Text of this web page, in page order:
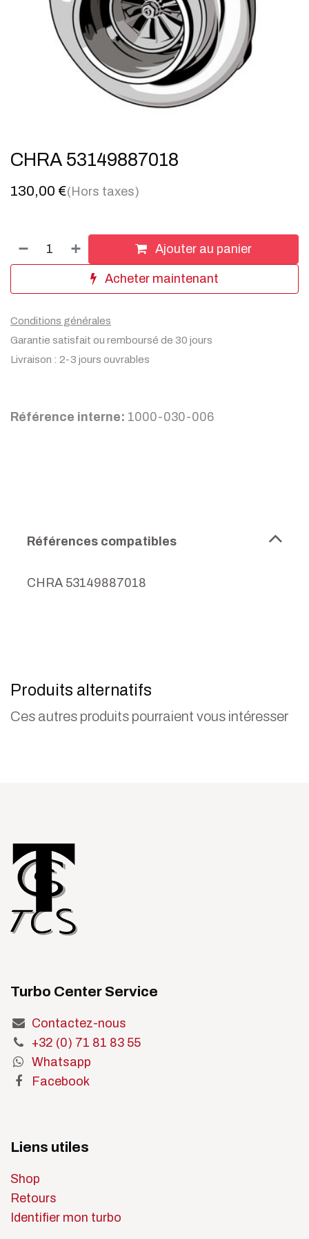
CHRA 53149887018
130,00 €(Hors taxes)
Ajouter au panier
Acheter maintenant
Conditions générales
Garantie satisfait ou remboursé de 30 jours
Livraison : 2-3 jours ouvrables
Référence interne: 1000-030-006
Références compatibles
CHRA 53149887018
Produits alternatifs
Ces autres produits pourraient vous intéresser
Turbo Center Service
Contactez-nous
+32 (0) 71 81 83 55
Whatsapp
Facebook
Liens utiles
Shop
Retours
Identifier mon turbo